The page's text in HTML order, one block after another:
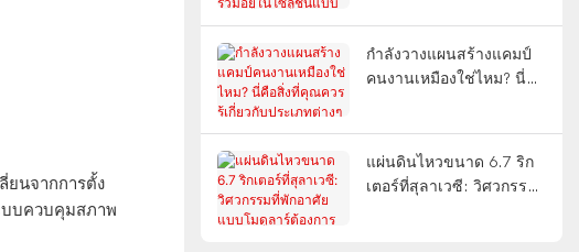
ยนจากการตั้ง
บบควบคุมสภาพ
กำลังวางแผนสร้างแคมป์
คนงานเหมืองใช่ไหม? นี่คือ
แบบ FIFO และการส่งมอบ
แบบครบวงจร
แผ่นดินไหวขนาด 6.7 ริก
เตอร์ที่สุลาเวซี: วิศวกรรม